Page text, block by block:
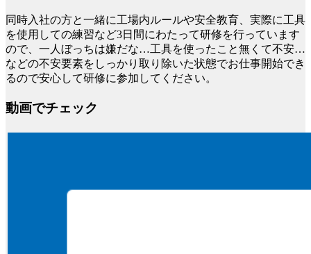
同時入社の方と一緒に工場内ルールや安全教育、実際に工具
を使用しての練習など3日間にわたって研修を行っています
ので、一人ぼっちは嫌だな…工具を使ったこと無くて不安…
などの不安要素をしっかり取り除いた状態でお仕事開始でき
るので安心して研修に参加してください。
動画でチェック